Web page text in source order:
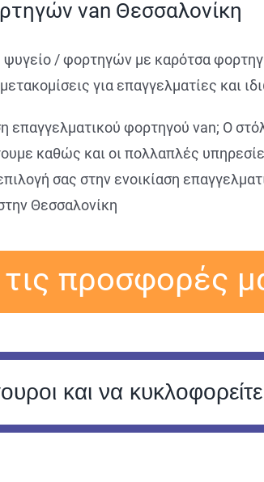
van Θεσσαλονίκη
/ φορτηγών με καρότσα
για επαγγελματίες και
επαγγελματικού φορτηγού van; O
καθώς και οι πολλαπλές
σας στην ενοικίαση
Θεσσαλονίκη
προσφορές
και να κυκλοφορείτε